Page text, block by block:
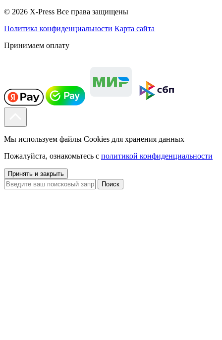
© 2026 X-Press Все права защищены
Политика конфиденциальности Карта сайта
Принимаем оплату
Мы используем файлы Cookies для хранения данных
Пожалуйста, ознакомьтесь с политикой конфиденциальности
Принять и закрыть